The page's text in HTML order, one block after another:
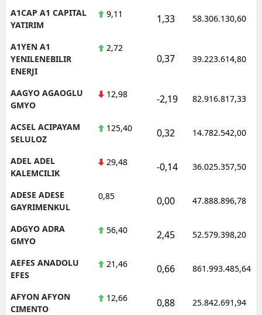
A1CAP A1 CAPITAL
YATIRIM
9,11 1,33 58.306.130,60
A1YEN A1
YENILENEBILIR
ENERJI
2,72
0,37 39.223.614,80
AAGYO AGAOGLU
GMYO
12,98 -2,19 82.916.817,33
ACSEL ACIPAYAM
SELULOZ
125,40 0,32 14.782.542,00
ADEL ADEL
KALEMCILIK
29,48 -0,14 36.025.357,50
ADESE ADESE
GAYRIMENKUL
0,85 0,00 47.888.896,78
ADGYO ADRA
GMYO
56,40 2,45 52.579.398,20
AEFES ANADOLU
EFES
21,46 0,66 861.993.485,64
AFYON AFYON
CIMENTO
12,66 0,88 25.842.691,94